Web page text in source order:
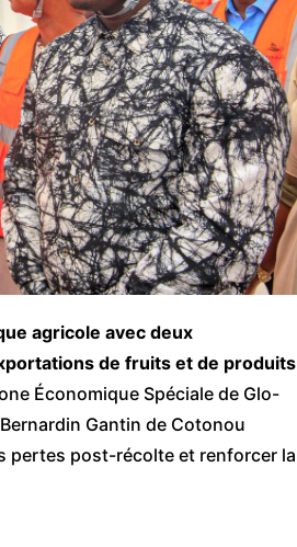
agricole avec deux
de fruits et de produits
Économique Spéciale de Glo-
Gantin de Cotonou
pertes post-récolte et renforcer la